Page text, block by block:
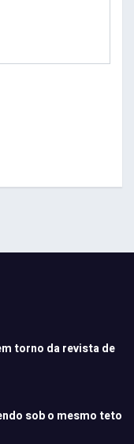
torno da revista de
sob o mesmo teto